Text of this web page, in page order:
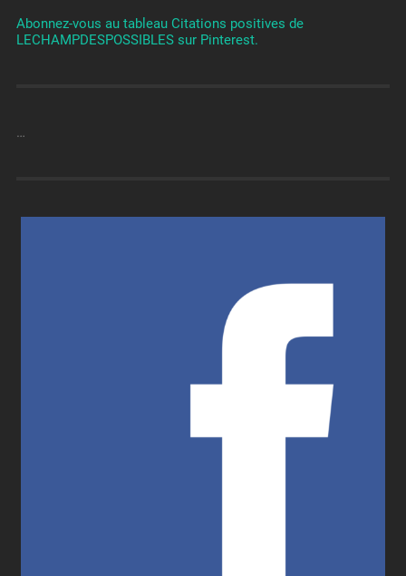
Abonnez-vous au tableau Citations positives de
LECHAMPDESPOSSIBLES sur Pinterest.
…